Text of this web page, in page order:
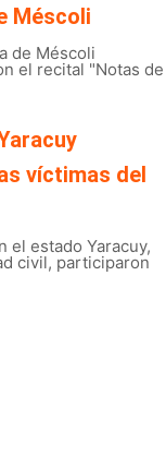
Méscoli
de Méscoli
el recital "Notas de
víctimas del
el estado Yaracuy,
civil, participaron